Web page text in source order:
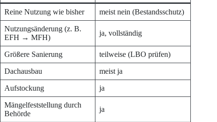
Reine Nutzung wie bisher meist nein (Bestandsschutz)
Nutzungsänderung (z. B.
EFH → MFH)
ja, vollständig
Größere Sanierung teilweise (LBO prüfen)
Dachausbau meist ja
Aufstockung ja
Mängelfeststellung durch
Behörde
ja